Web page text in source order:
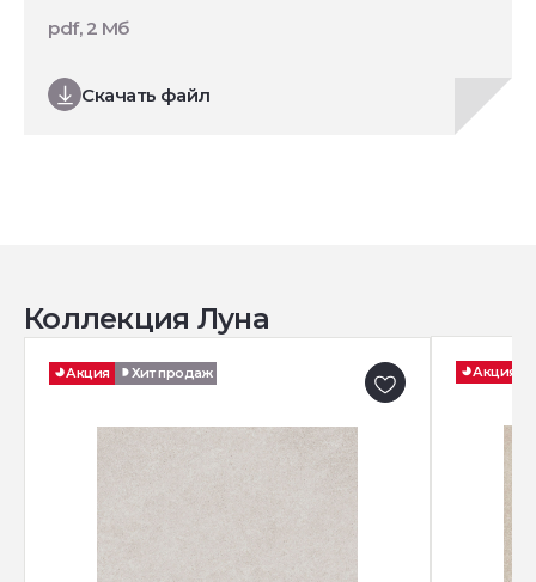
Скачать файл
pdf, 2 Мб
Коллекция Луна
Акция Хит продаж Акция